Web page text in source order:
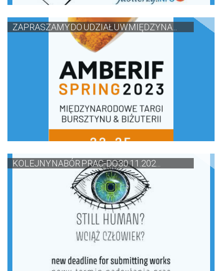
ZAPRASZAMY DO UDZIAŁU W MIĘDZYNA...
KOLEJNY NABÓR PRAC-DO 30.11.202...